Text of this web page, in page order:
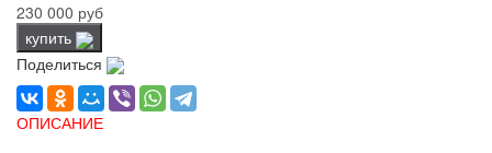
230 000 руб
купить
Поделиться
ОПИСАНИЕ